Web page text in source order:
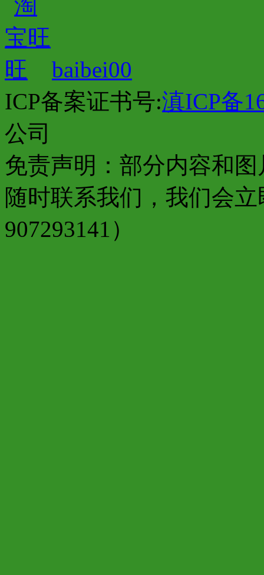
baibei00
ICP备案证书号:滇ICP备
公司
免责声明：部分内容和
随时联系我们，我们会
907293141）